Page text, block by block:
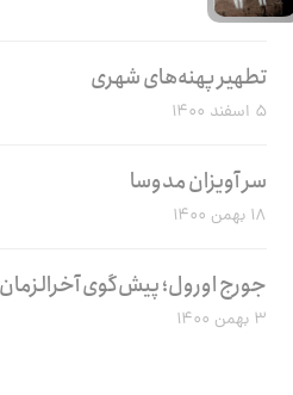
تطهیر پهنه‌های شهری
۵ اسفند ۱۴۰۰
سر آویزان مدوسا
۱۸ بهمن ۱۴۰۰
جورج اورول؛ پیش‌گوی آخرالزمان
۳ بهمن ۱۴۰۰